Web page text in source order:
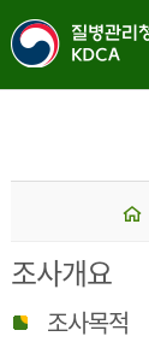
홈
조사개요
조사목적